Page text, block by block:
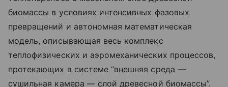
биомассы в условиях интенсивных фазовых
превращений и автономная математическая
модель, описывающая весь комплекс
теплофизических и аэромеханических процессов,
протекающих в системе “внешняя среда —
сушильная камера — слой древесной биомассы”.